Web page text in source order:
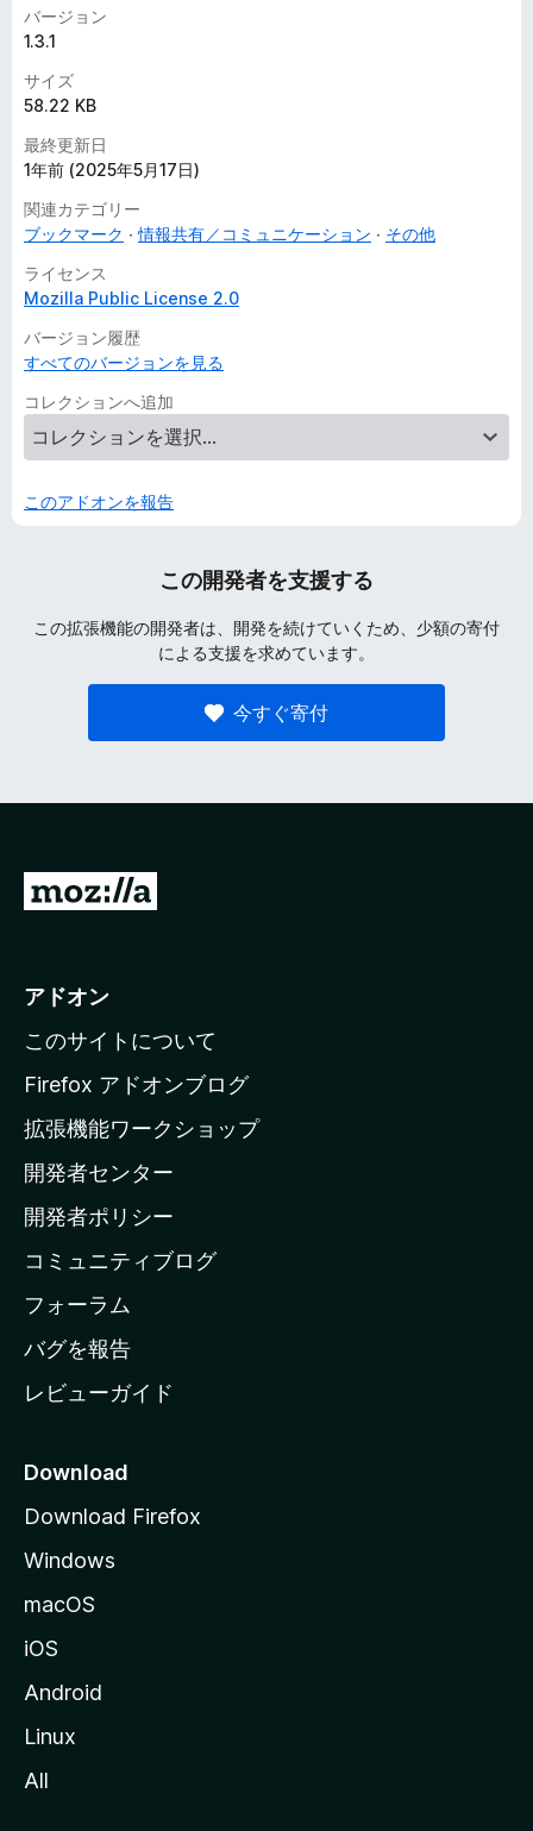
バージョン
1.3.1
サイズ
58.22 KB
最終更新日
1年前 (2025年5月17日)
関連カテゴリー
ブックマーク
情報共有／コミュニケーション
その他
ライセンス
Mozilla Public License 2.0
バージョン履歴
すべてのバージョンを見る
コレクションへ追加
このアドオンを報告
この開発者を支援する
この拡張機能の開発者は、開発を続けていくため、少額の寄付
による支援を求めています。
今すぐ寄付
M
i
l
a
ホ
ー
ム
ー
ジ
へ
アドオン
このサイトについて
Firefox アドオンブログ
拡張機能ワークショップ
開発者センター
開発者ポリシー
コミュニティブログ
フォーラム
バグを報告
レビューガイド
Download
Download Firefox
Windows
macOS
iOS
Android
Linux
All